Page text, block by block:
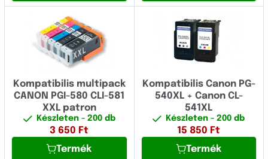
GIGAPRINT
Image
Konica Minolta
Kyocera
Lexmark
CLC
Copia
ES
FC
Kompatibilis multipack
CANON PGI-580 CLI-581
XXL patron
Készleten - 200 db
3 650 Ft
Termék
Kompatibilis Canon PG-
540XL + Canon CL-
541XL
Készleten- 200 db
15 850 Ft
Termék